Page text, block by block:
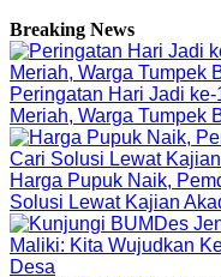
Breaking News
Peringatan Hari Jadi
Meriah, Warga Tumpek
Harga Pupuk Naik,
Solusi Lewat Kajian